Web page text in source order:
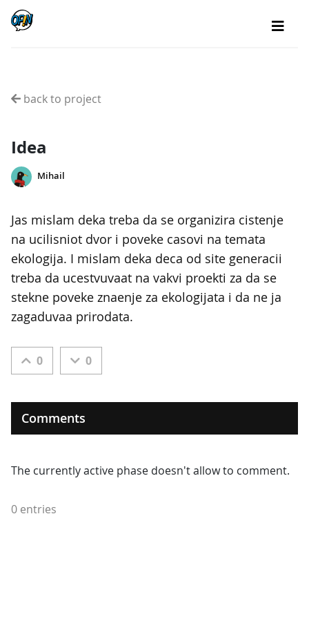
back to project
Idea
Mihail
Jas mislam deka treba da se organizira cistenje
na ucilisniot dvor i poveke casovi na temata
ekologija. I mislam deka deca od site generacii
treba da ucestvuvaat na vakvi proekti za da se
stekne poveke znaenje za ekologijata i da ne ja
zagaduvaa prirodata.
0 0
Comments
The currently active phase doesn't allow to comment.
0 entries